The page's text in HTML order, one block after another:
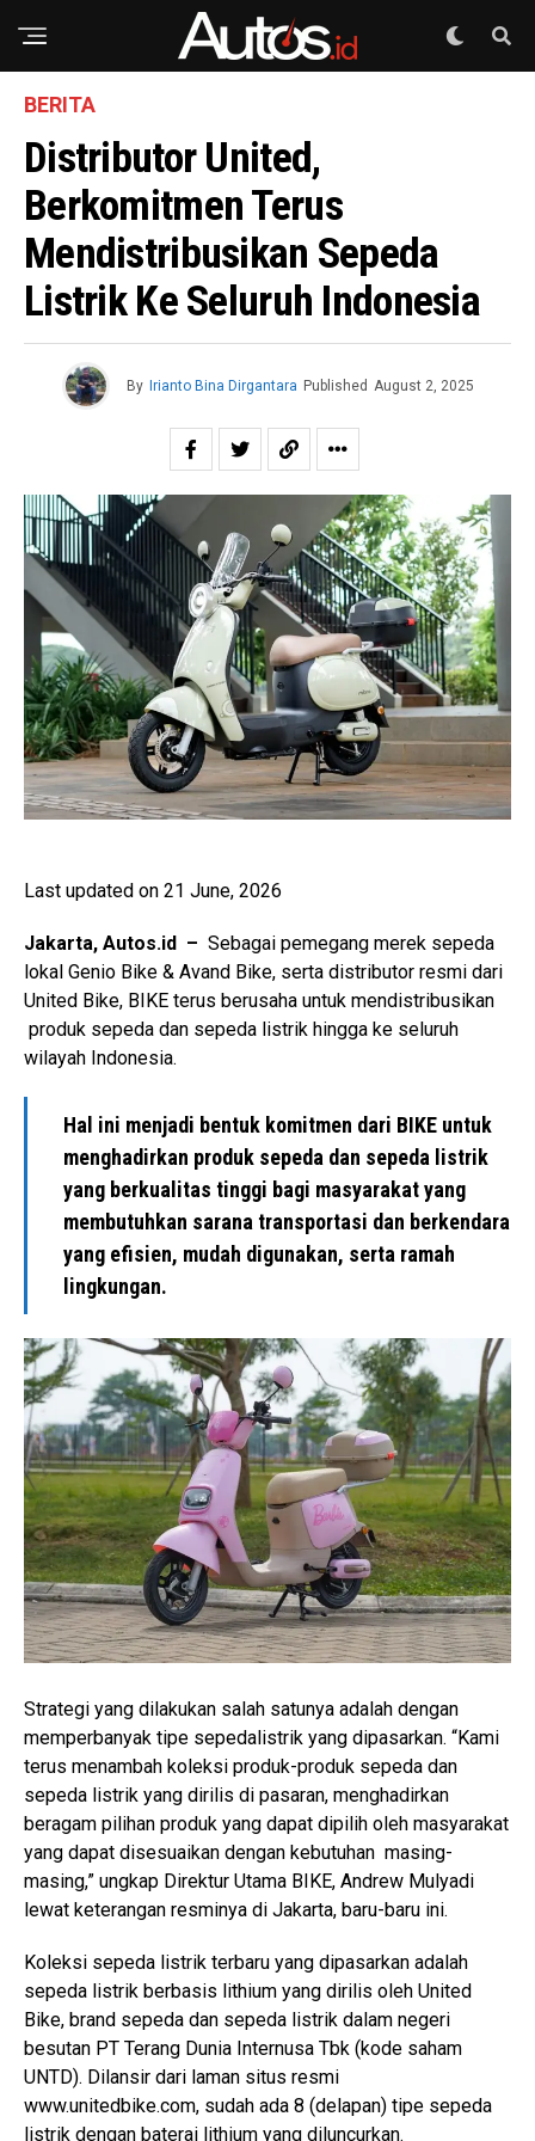
BERITA
Distributor United,
Berkomitmen Terus
Mendistribusikan Sepeda
Listrik Ke Seluruh Indonesia
By Irianto Bina Dirgantara Published August 2, 2025
Last updated on 21 June, 2026
Jakarta, Autos.id – Sebagai pemegang merek sepeda
lokal Genio Bike & Avand Bike, serta distributor resmi dari
United Bike, BIKE terus berusaha untuk mendistribusikan
produk sepeda dan sepeda listrik hingga ke seluruh
wilayah Indonesia.
Hal ini menjadi bentuk komitmen dari BIKE untuk
menghadirkan produk sepeda dan sepeda listrik
yang berkualitas tinggi bagi masyarakat yang
membutuhkan sarana transportasi dan berkendara
yang efisien, mudah digunakan, serta ramah
lingkungan.
Strategi yang dilakukan salah satunya adalah dengan
memperbanyak tipe sepedalistrik yang dipasarkan. “Kami
terus menambah koleksi produk-produk sepeda dan
sepeda listrik yang dirilis di pasaran, menghadirkan
beragam pilihan produk yang dapat dipilih oleh masyarakat
yang dapat disesuaikan dengan kebutuhan masing-
masing,” ungkap Direktur Utama BIKE, Andrew Mulyadi
lewat keterangan resminya di Jakarta, baru-baru ini.
Koleksi sepeda listrik terbaru yang dipasarkan adalah
sepeda listrik berbasis lithium yang dirilis oleh United
Bike, brand sepeda dan sepeda listrik dalam negeri
besutan PT Terang Dunia Internusa Tbk (kode saham
UNTD). Dilansir dari laman situs resmi
www.unitedbike.com, sudah ada 8 (delapan) tipe sepeda
listrik dengan baterai lithium yang diluncurkan.